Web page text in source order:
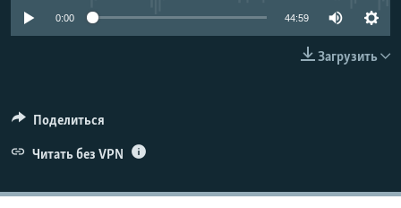
ПОБЕДИТЕЛЕЙ НЕ СУДЯТ?
УКРАИНСКАЯ ПРОБЛЕМА КРЫМА
ПРИСОЕДИНЯЙТЕСЬ!
0:00 44:59
Загрузить
Поделиться
Читать без VPN